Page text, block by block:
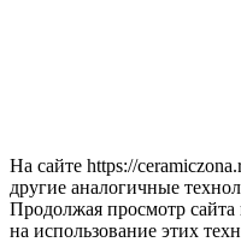
На сайте https://
другие аналогичные
Продолжая просмотр сайта
на использование этих